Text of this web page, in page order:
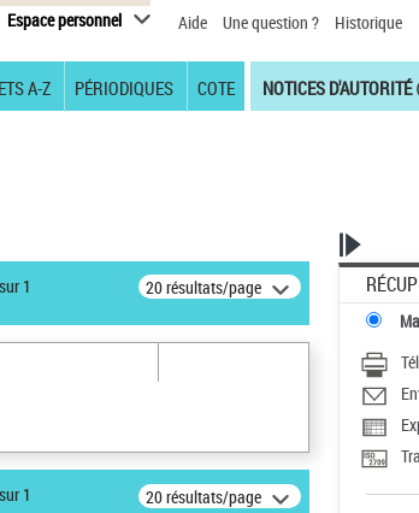
Espace personnel Aide Une question ? Historique
A-Z PÉRIODIQUES COTE NOTICES D'AUTORITÉ
sur 1 20 résultats/page
sur 1 20 résultats/page